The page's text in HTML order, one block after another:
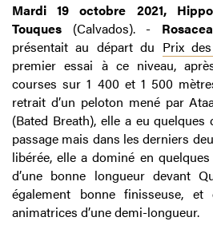
Mardi 19 octobre 2021,
Touques (Calvados). - Rosacea
présentait au départ du Prix
premier essai à ce niveau,
courses sur 1 400 et 1 500
retrait d’un peloton mené par
(Bated Breath), elle a eu
passage mais dans les derniers
libérée, elle a dominé en
d’une bonne longueur devant
également bonne finisseuse,
animatrices d’une demi-longueur.